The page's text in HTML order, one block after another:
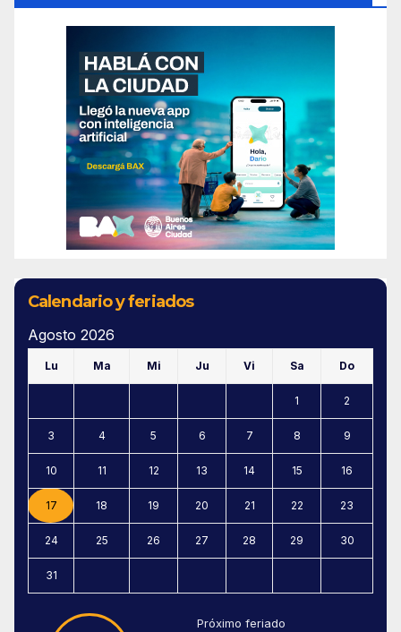
Calendario y feriados
Agosto 2026
Lu Ma Mi Ju Vi Sa Do
1 2
3 4 5 6 7 8 9
10 11 12 13 14 15 16
17 18 19 20 21 22 23
24 25 26 27 28 29 30
31
Próximo feriado